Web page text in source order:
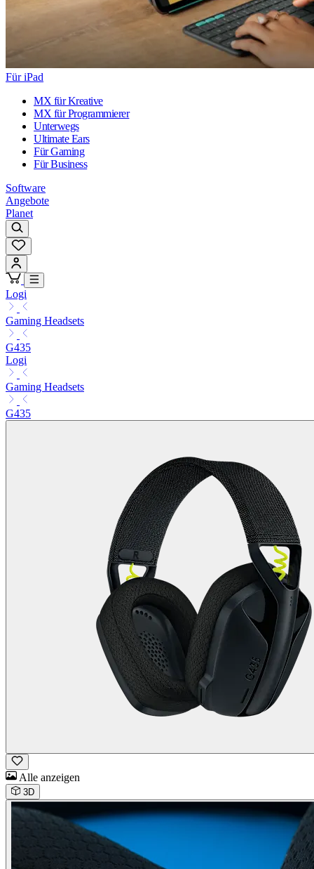
Für iPad
MX für Kreative
MX für Programmierer
Unterwegs
Ultimate Ears
Für Gaming
Für Business
Software
Angebote
Planet
Logi
Gaming Headsets
G435
Logi
Gaming Headsets
G435
Alle anzeigen
3D